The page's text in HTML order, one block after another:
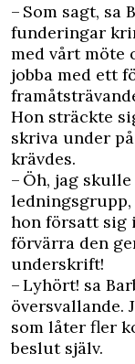
– Som sagt, sa
funderingar
med vårt möte
jobba med ett
Hon sträckte
skriva under
krävdes.
– Öh, jag
ledningsgrupp,
hon försatt sig
förvärra den
underskrift!
– Lyhört! sa
översvallande.
som låter fler
beslut själv.